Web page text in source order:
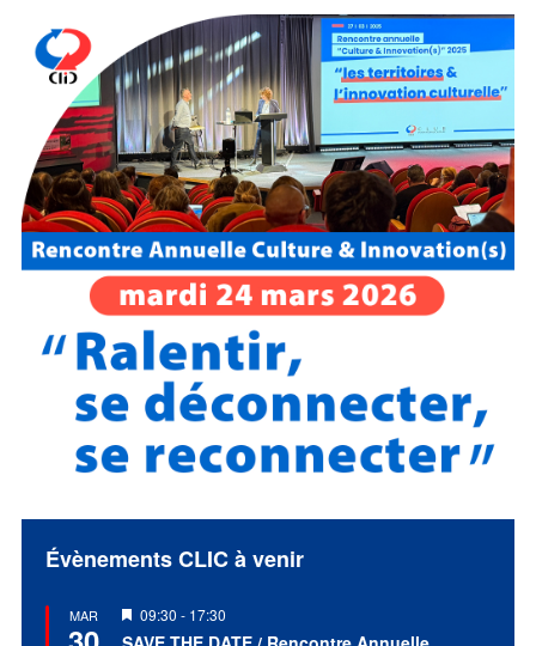
Évènements CLIC à venir
MAR
Mis
en
09:30 - 17:30